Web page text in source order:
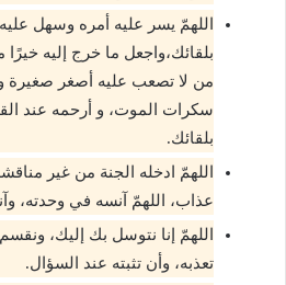
اللهمّ يسر عليه أمره وسهل
بلقائك،واجعل ما خرج إليه خيرًا
من لا تصعب عليه أصغر صغيرة
سكرات الموت، و أرحمه عند
بلقائك.
اللهمّ ادخله الجنة من غير
عذاب، اللهمّ آنسه في وحدته،
اللهمّ إنا نتوسل بك إليك،
تعذبه، وأن تثبته عند السؤال.